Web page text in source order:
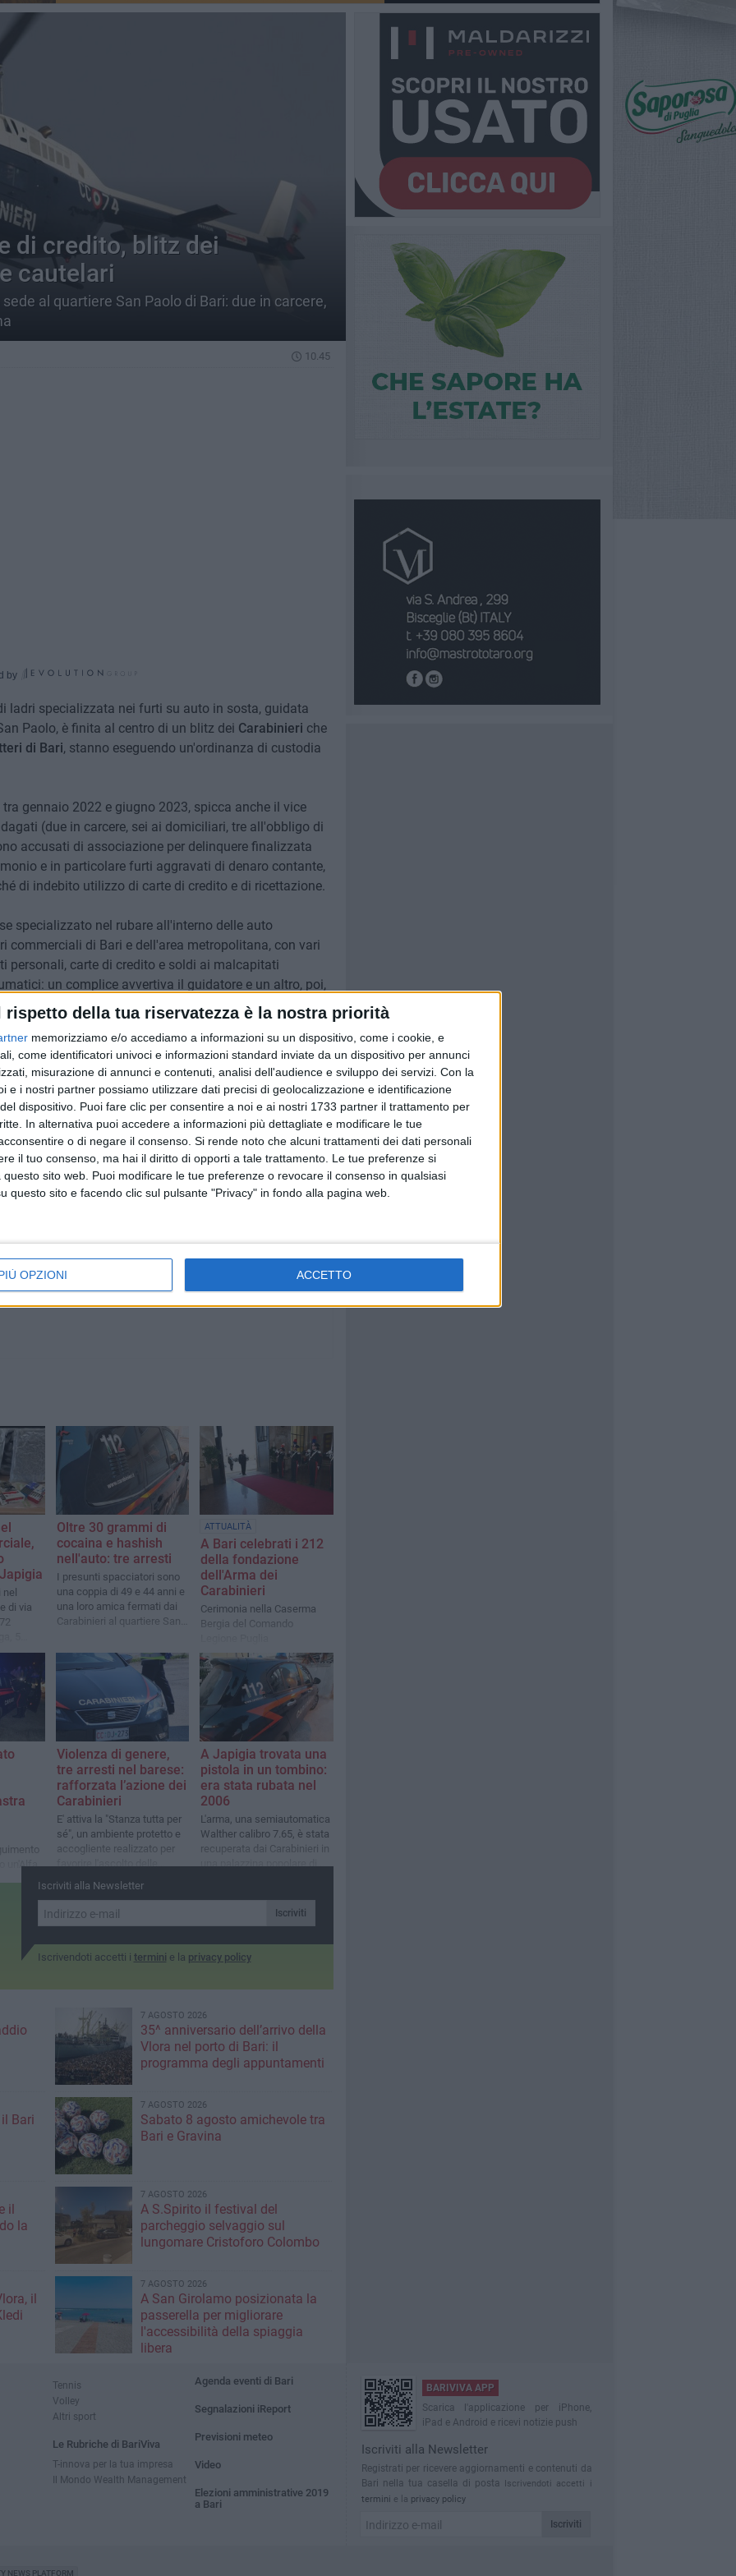
rispetto della tua riservatezza è la nostra priorità
memorizziamo e/o accediamo a informazioni su un dispositivo, come i cookie, e
come identificatori univoci e informazioni standard inviate da un dispositivo per annunci
misurazione di annunci e contenuti, analisi dell'audience e sviluppo dei servizi. Con la
e i nostri partner possiamo utilizzare dati precisi di geolocalizzazione e identificazione
dispositivo. Puoi fare clic per consentire a noi e ai nostri 1733 partner il trattamento per
In alternativa puoi accedere a informazioni più dettagliate e modificare le tue
o di negare il consenso. Si rende noto che alcuni trattamenti dei dati personali
il tuo consenso, ma hai il diritto di opporti a tale trattamento. Le tue preferenze si
sito web. Puoi modificare le tue preferenze o revocare il consenso in qualsiasi
questo sito e facendo clic sul pulsante "Privacy" in fondo alla pagina web.
OPZIONI ACCETTO
di credito, blitz dei
cautelari
al quartiere San Paolo di Bari: due in carcere,
10.45
by
ladri specializzata nei furti su auto in sosta, guidata
Paolo, è finita al centro di un blitz dei Carabinieri che
di Bari, stanno eseguendo un'ordinanza di custodia
gennaio 2022 e giugno 2023, spicca anche il vice
(due in carcere, sei ai domiciliari, tre all'obbligo di
accusati di associazione per delinquere finalizzata
e in particolare furti aggravati di denaro contante,
di indebito utilizzo di carte di credito e di ricettazione.
specializzato nel rubare all'interno delle auto
commerciali di Bari e dell'area metropolitana, con vari
personali, carte di credito e soldi ai malcapitati
un complice avvertiva il guidatore e un altro, poi,
Nella banda ci sono
sette fratelli, due nipoti
consorteria criminale, composta da più uomini»,
un vincolo parentale in quanto appartenenti alla
storicamente connessa a vicissitudini criminali per delitti
7 AGOSTO 2026
l'incontro con il prefetto di Bari
di via
Oltre 30 grammi di
cocaina e hashish
nell'auto: tre arresti
I presunti spacciatori sono
una coppia di 49 e 44 anni e
una loro amica fermati dai
Carabinieri al quartiere San
ATTUALITÀ
A Bari celebrati i 212
della fondazione
dell'Arma dei
Carabinieri
Cerimonia nella Caserma
Bergia del Comando
un'Alfa
Violenza di genere,
tre arresti nel barese:
rafforzata l’azione dei
Carabinieri
E' attiva la "Stanza tutta per
sé", un ambiente protetto e
accogliente realizzato per
favorire l'ascolto delle
donne e dei minori
A Japigia trovata una
pistola in un tombino:
era stata rubata nel
2006
L'arma, una semiautomatica
Walther calibro 7.65, è stata
recuperata dai Carabinieri in
una palazzina popolare di
Iscriviti alla Newsletter
Iscriviti
Iscrivendoti accetti i termini e la privacy policy
7 AGOSTO 2026
35^ anniversario dell’arrivo della
Vlora nel porto di Bari: il
programma degli appuntamenti
Bari
7 AGOSTO 2026
Sabato 8 agosto amichevole tra
Bari e Gravina
il
la
7 AGOSTO 2026
A S.Spirito il festival del
parcheggio selvaggio sul
lungomare Cristoforo Colombo
il
7 AGOSTO 2026
A San Girolamo posizionata la
passerella per migliorare
l'accessibilità della spiaggia
libera
Tennis
Volley
Altri sport
Le Rubriche di BariViva
T-innova per la tua impresa
Il Mondo Wealth Management
Agenda eventi di Bari
Segnalazioni iReport
Previsioni meteo
Video
Elezioni amministrative 2019
a Bari
BARIVIVA APP
Scarica l'applicazione per iPhone,
iPad e Android e ricevi notizie push
Iscriviti alla Newsletter
Registrati per ricevere aggiornamenti e contenuti da
Bari nella tua casella di posta Iscrivendoti accetti i
termini e la privacy policy
Iscriviti
NEWS PLATFORM